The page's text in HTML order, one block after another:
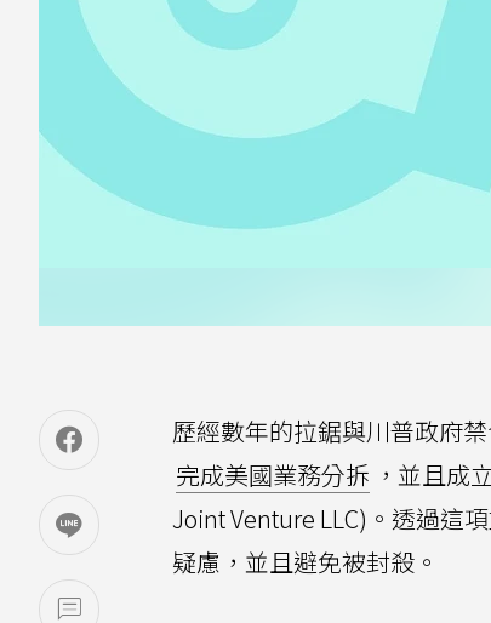
歷經數年的拉鋸與川普政府
完成美國業務分拆 ，並且成
Joint Venture LLC)。透過這
疑慮，並且避免被封殺。